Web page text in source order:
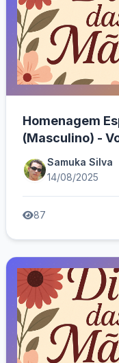
Homenagem
(Masculino) -
Samuka Silva
14/08/2025
87